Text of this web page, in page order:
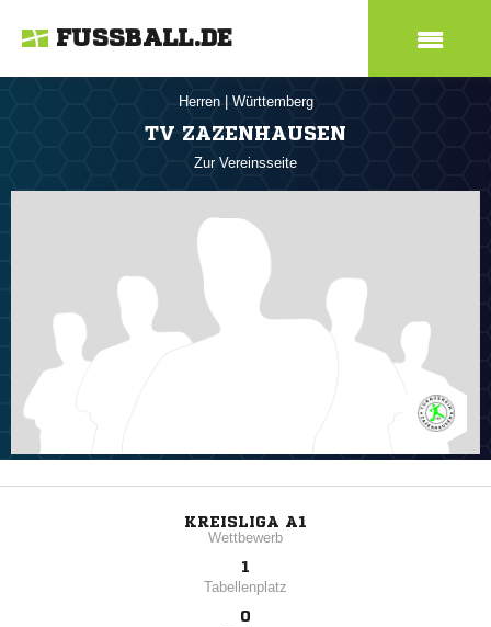
FUSSBALL.DE
Herren Württemberg
TV ZAZENHAUSEN
Zur Vereinsseite
KREISLIGA A1
Wettbewerb
1
Tabellenplatz
0